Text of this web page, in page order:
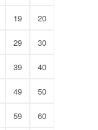
19 20
29 30
39 40
49 50
59 60